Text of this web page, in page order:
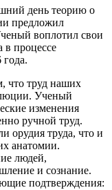
день теорию о
предложил
воплотил свои
в процессе
года.
что труд наших
Ученый
изменения
ручной труд.
орудия труда, что и
анатомии.
людей,
и сознание.
подтверждения: